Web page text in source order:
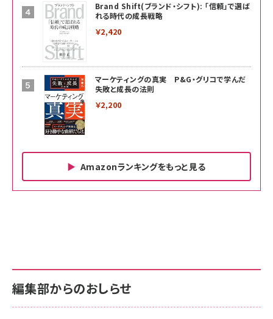
Brand Shift(ブランド・シフト): 「信頼」で選ば
れる時代の成長戦略
￥2,420
マーケティングの真実 P&G・グリコで学んだ
失敗と成長の法則
￥2,200
Amazonランキングをもっと見る
￥880
anan(アンアン)2026/06/24号 No.2500増刊
スペシャルエディション[王道エンタメの矜持／
サポート正規品 メーカー保証5年 KLMEA128G
NIMASO ガラスフィルム iPhone 17 用 保護フィ
サポート正規品 メーカー保証5年 KLMEA128G
Amazon eギフトカード - Amazonロゴ - クラ
編集部からのおしらせ